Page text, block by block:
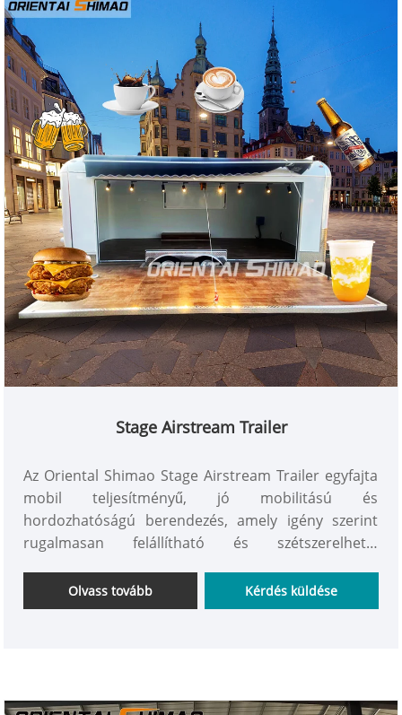
Stage Airstream Trailer
Az Oriental Shimao Stage Airstream Trailer egyfajta
mobil teljesítményű, jó mobilitású és
hordozhatóságú berendezés, amely igény szerint
rugalmasan felállítható és szétszerelhető.
tulajdonságait széles körben szeretik az emberek,
szívesen vásárolnak!
Olvass tovább Kérdés küldése